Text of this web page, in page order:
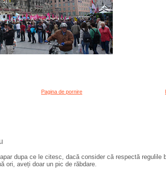
Pagina de pornire
dupa ce le citesc, dacă consider că respectă regulile
ori, aveți doar un pic de răbdare.